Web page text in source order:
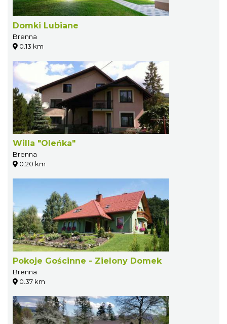
Domki Lubiane
Brenna
0.13 km
Willa "Oleńka"
Brenna
0.20 km
Pokoje Gościnne - Zielony Domek
Brenna
0.37 km